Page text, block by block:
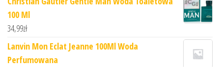
100 Ml
34,99zł
Lanvin Mon Eclat Jeanne 100Ml Woda
Perfumowana